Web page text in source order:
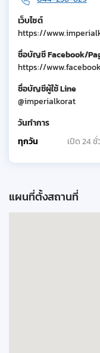
เว็บไซต์
https://
ชื่อบัญชี Facebook/
https://
ชื่อบัญชีผู้ใช้ Line
@imperialkorat
วันทำการ
ทุกวัน
เปิด 24 ชั่
แผนที่ตั้งสถานที่